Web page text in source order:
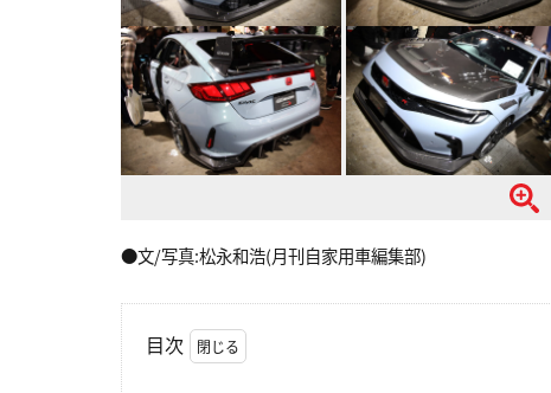
●文/写真:松永和浩(月刊自家用車編集部)
目次